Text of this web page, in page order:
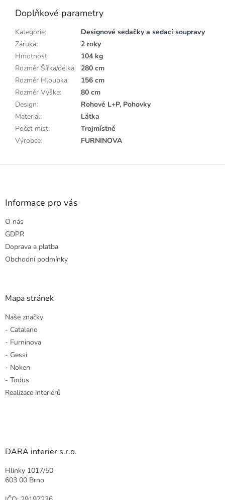
Doplňkové parametry
Kategorie:
Designové sedačky a sedací soupravy
Záruka:
2 roky
Hmotnost:
104 kg
Rozměr Šířka/délka: 280 cm
Rozměr Hloubka:
156 cm
Rozměr Výška:
80 cm
Design:
Rohové L+P, Pohovky
Materiál:
Látka
Počet míst:
Trojmístné
Výrobce: FURNINOVA
Z
Informace pro vás
O nás
GDPR
Doprava a platba
Obchodní podmínky
Mapa stránek
Naše značky
- Catalano
- Furninova
- Gessi
- Noken
- Todus
Realizace interiérů
DARA interier s.r.o.
Hlinky 1017/50
603 00 Brno